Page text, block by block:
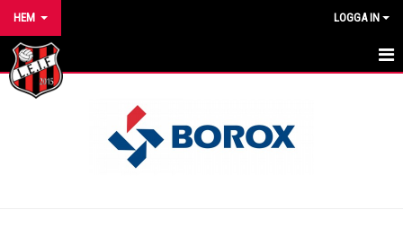
HEM LOGGA IN
HEM